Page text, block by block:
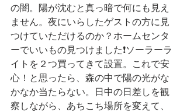
の闇。陽が沈むと真っ暗で何にも見え
ません。夜にいらしたゲストの方に見
つけていただけるのか？ホームセンタ
ーでいいもの見つけました❗️ソーラーラ
イトを２つ買ってきて設置。これで安
心！と思ったら、森の中で陽の光がな
かなか当たらない。日中の日差しを観
察しながら、あちこち場所を変えて、